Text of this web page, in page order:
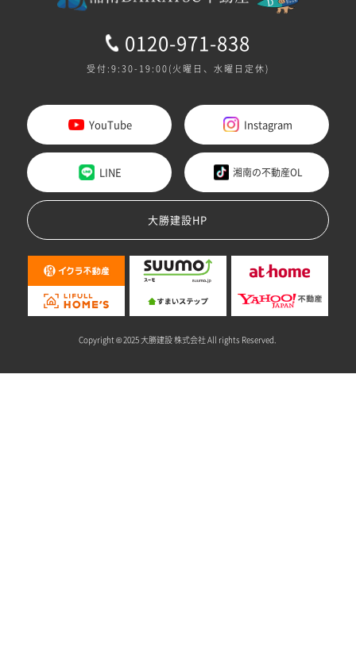
0120-971-838
受付:9:30-19:00(火曜日、水曜日定休)
YouTube Instagram
LINE 湘南の不動産OL
大勝建設HP
Copyright © 2025 大勝建設 株式会社 All rights Reserved.